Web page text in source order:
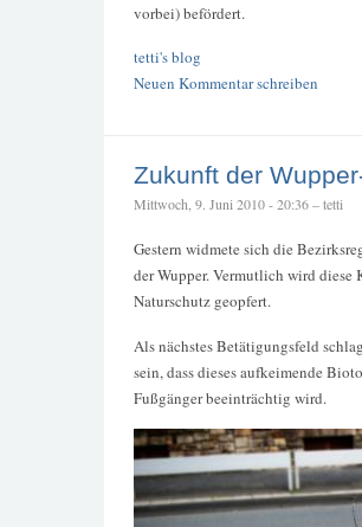
vorbei) befördert.
tetti's blog
Neuen Kommentar schreiben
Zukunft der
Mittwoch, 9. Juni 2010 - 20:36 – tetti
Gestern widmete sich die
der Wupper. Vermutlich wird diese
Naturschutz geopfert.
Als nächstes Betätigungsfeld
sein, dass dieses aufkeimende
Fußgänger beeinträchtig wird.